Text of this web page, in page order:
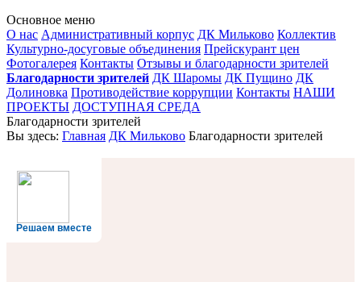
Основное меню
О нас Административный корпус ДК Мильково Коллектив
Культурно-досуговые объединения Прейскурант цен
Фотогалерея Контакты Отзывы и благодарности зрителей
Благодарности зрителей ДК Шаромы ДК Пущино ДК
Долиновка Противодействие коррупции Контакты НАШИ
ПРОЕКТЫ ДОСТУПНАЯ СРЕДА
Благодарности зрителей
Вы здесь: Главная ДК Мильково Благодарности зрителей
Решаем вместе